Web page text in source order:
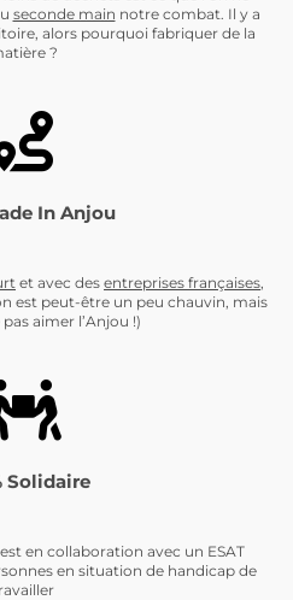
seconde main notre combat. Il y a
alors pourquoi fabriquer de la
?
In Anjou
t et avec des entreprises françaises
est peut-être un peu chauvin, mais
aimer l’Anjou !)
Solidaire
en collaboration avec un ESAT
en situation de handicap de